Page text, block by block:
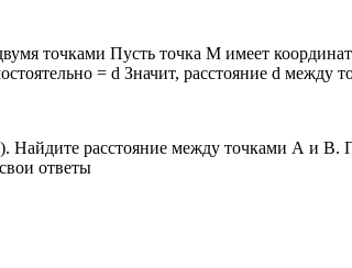
точками Пусть точка М имеет
= d Значит, расстояние d
Найдите расстояние между точками А и В.
ответы